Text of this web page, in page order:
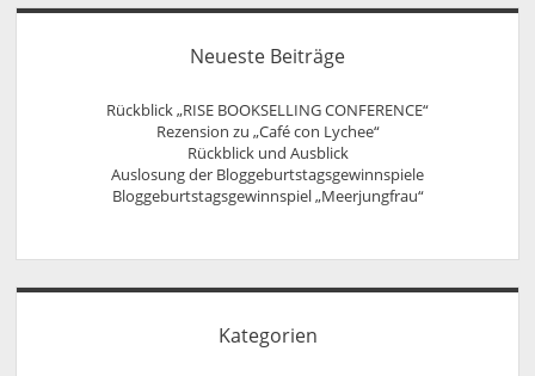
Neueste Beiträge
Rückblick „RISE BOOKSELLING CONFERENCE“
Rezension zu „Café con Lychee“
Rückblick und Ausblick
Auslosung der Bloggeburtstagsgewinnspiele
Bloggeburtstagsgewinnspiel „Meerjungfrau“
Kategorien